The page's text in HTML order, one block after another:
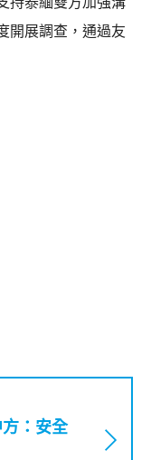
開展調查，通過友
：安全